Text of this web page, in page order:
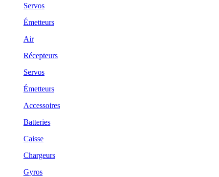
Servos
Émetteurs
Air
Récepteurs
Servos
Émetteurs
Accessoires
Batteries
Caisse
Chargeurs
Gyros